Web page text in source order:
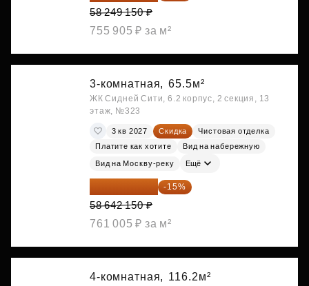
58 249 150 ₽
755 905 ₽ за м²
3-комнатная, 65.5м²
ЖК Сидней Сити, 6.2 корпус, 2 секция, 13
этаж, №323
3 кв 2027 Скидка
Чистовая отделка
Платите как хотите
Вид на набережную
Вид на Москву-реку Ещё
49 845 828 ₽ -15%
58 642 150 ₽
761 005 ₽ за м²
4-комнатная, 116.2м²